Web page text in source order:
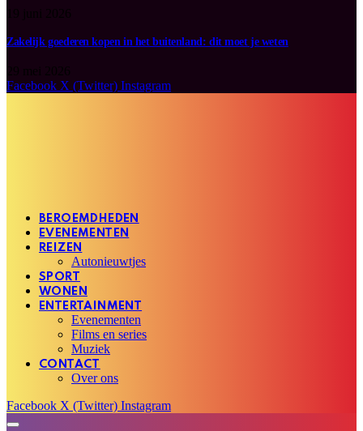
Zakelijk goederen kopen in het buitenland: dit moet je weten
Facebook X (Twitter) Instagram
BEROEMDHEDEN
EVENEMENTEN
REIZEN
Autonieuwtjes
SPORT
WONEN
ENTERTAINMENT
Evenementen
Films en series
Muziek
CONTACT
Over ons
Facebook X (Twitter) Instagram